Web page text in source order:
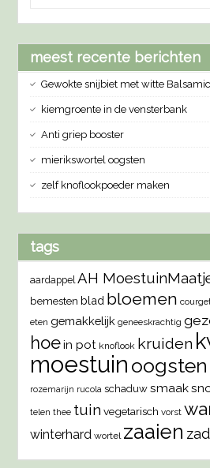
meest recente berichten
Gewokte snijbiet met witte
kiemgroente in de vensterbank
Anti griep booster
mierikswortel oogsten
zelf knoflookpoeder maken
tags
aardappel AH
bemesten blad bloemen
eten gemakkelijk geneeskrachtig
hoein pot knoflook kruiden
moestuin oogsten
rozemarijn rucola schaduw smaak
telen thee tuin vegetarisch vorst
winterhard wortel zaaien